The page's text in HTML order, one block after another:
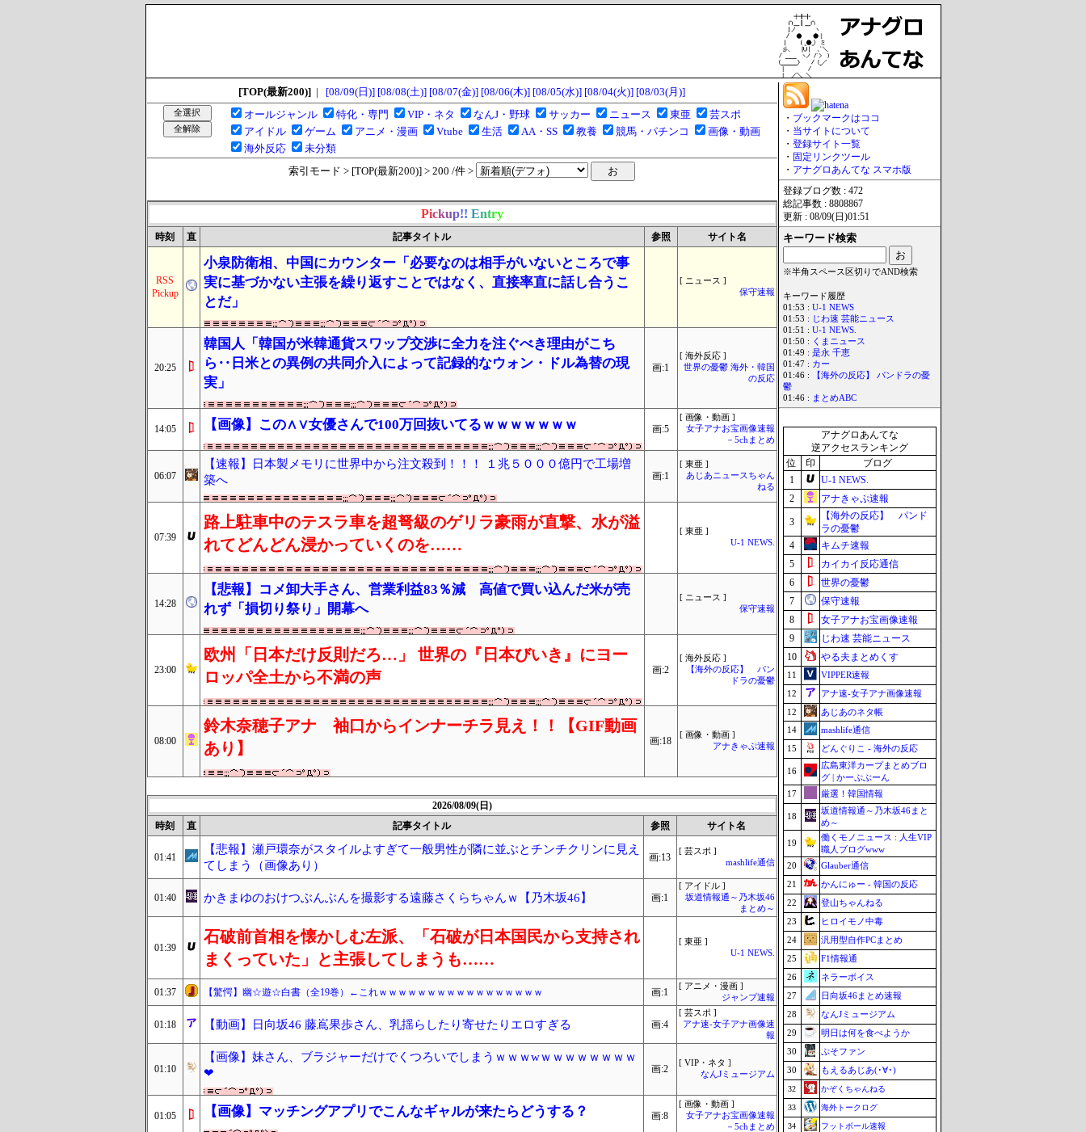
[TOP(最新200)] | [08/09(日)] [08/08(土)] [08/07(金)] [08/06(木)] [08/05(水)] [08/04(火)] [08/03(月)]
オールジャンル
特化・専門 VIP・ネタ なんJ・野球 サッカー ニュース 東亜
芸スポ
アイドル
ゲーム アニメ・漫画 Vtube 生活 AA・SS 教養 競馬・パチンコ
画像・動画
海外反応
未分類
索引モード > [TOP(最新200)] > 200 /件 >
Pickup!! Entry
時刻 直 記事タイトル 参照 サイト名
RSS
Pickup
小泉防衛相、中国にカウンター「必要なのは相手がいないところで事
実に基づかない主張を繰り返すことではなく、直接率直に話し合うこ
とだ」
[ ニュース ]
保守速報
20:25
韓国人「韓国が米韓通貨スワップ交渉に全力を注ぐべき理由がこち
ら‥日米との異例の共同介入によって記録的なウォン・ドル為替の現
実」
画:1
[ 海外反応 ]
世界の憂鬱 海外・韓国
の反応
14:05 【画像】この∧∨女優さんで100万回抜いてるｗｗｗｗｗｗｗ 画:5
[ 画像・動画 ]
女子アナお宝画像速報
－5chまとめ
06:07
【速報】日本製メモリに世界中から注文殺到！！！ １兆５０００億円で工場増
築へ
画:1
[ 東亜 ]
あじあニュースちゃん
ねる
07:39
路上駐車中のテスラ車を超弩級のゲリラ豪雨が直撃、水が溢
れてどんどん浸かっていくのを……
[ 東亜 ]
U-1 NEWS.
14:28
【悲報】コメ卸大手さん、営業利益83％減 高値で買い込んだ米が売
れず「損切り祭り」開幕へ
[ ニュース ]
保守速報
23:00
欧州「日本だけ反則だろ…」 世界の『日本びいき』にヨー
ロッパ全土から不満の声
画:2
[ 海外反応 ]
【海外の反応】 パン
ドラの憂鬱
08:00
鈴木奈穂子アナ 袖口からインナーチラ見え！！【GIF動画
あり】
画:18
[ 画像・動画 ]
アナきゃぷ速報
2026/08/09(日)
時刻
直 記事タイトル 参照 サイト名
01:41
【悲報】瀬戸環奈がスタイルよすぎて一般男性が隣に並ぶとチンチクリンに見え
てしまう（画像あり）
画:13
[ 芸スポ ]
mashlife通信
01:40 かきまゆのおけつぶんぶんを撮影する遠藤さくらちゃんｗ【乃木坂46】 画:1
[ アイドル ]
坂道情報通～乃木坂46
まとめ～
01:39
石破前首相を懐かしむ左派、「石破が日本国民から支持され
まくっていた」と主張してしまうも……
[ 東亜 ]
U-1 NEWS.
01:37 【驚愕】幽☆遊☆白書（全19巻）←これｗｗｗｗｗｗｗｗｗｗｗｗｗｗｗｗｗ 画:1
[ アニメ・漫画 ]
ジャンプ速報
01:18 【動画】日向坂46 藤嶌果歩さん、乳揺らしたり寄せたりエロすぎる 画:4
[ 芸スポ ]
アナ速‐女子アナ画像速
報
01:10
【画像】妹さん、ブラジャーだけでくつろいでしまうｗｗｗwｗｗｗｗｗｗｗｗ
❤
画:2
[ VIP・ネタ ]
なんJミュージアム
01:05 【画像】マッチングアプリでこんなギャルが来たらどうする？ 画:8
[ 画像・動画 ]
女子アナお宝画像速報
－5chまとめ
・ ブックマークはココ
・ 当サイトについて
・ 登録サイト一覧
・ 固定リンクツール
・ アナグロあんてな スマホ版
登録ブログ数 : 472
総記事数 : 8808867
更新 : 08/09(日)01:51
キーワード検索
※半角スペース区切りでAND検索
キーワード履歴
01:53 : U-1 NEWS
01:53 : じわ速 芸能ニュース
01:51 : U-1 NEWS.
01:50 :
くまニュース
01:49 : 是永 千恵
01:47 : カー
01:46 :
【海外の反応】 パンドラの憂
鬱
01:46 : まとめABC
アナグロあんてな
逆アクセスランキング
位
印
ブログ
1
U-1 NEWS.
2
アナきゃぷ速報
3
【海外の反応】 パンド
ラの憂鬱
4
キムチ速報
5
カイカイ反応通信
6
世界の憂鬱
7
保守速報
8
女子アナお宝画像速報
9
じわ速 芸能ニュース
10
やる夫まとめくす
11
VIPPER速報
12
アナ速‐女子アナ画像速報
12
あじあのネタ帳
14
mashlife通信
15
どんぐりこ - 海外の反応
16
広島東洋カープまとめブロ
グ | かーぷぶーん
17
厳選！韓国情報
18
坂道情報通～乃木坂46まと
め～
19
働くモノニュース : 人生VIP
職人ブログwww
20
Glauber通信
21
かんにゅー - 韓国の反応
22
登山ちゃんねる
23
ヒロイモノ中毒
24
汎用型自作PCまとめ
25
F1情報通
26
ネラーボイス
27
日向坂46まとめ速報
28
なんJミュージアム
29
明日は何を食べようか
30
ぷそファン
30
もえるあじあ(･∀･)
32 かぞくちゃんねる
33 海外トークログ
34 フットボール速報